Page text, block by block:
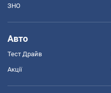
ЗНО
Авто
Тест Драйв
Акції